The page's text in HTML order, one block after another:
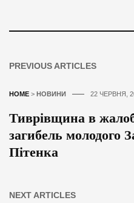
PREVIOUS ARTICLES
HOME > НОВИНИ 22 ЧЕРВНЯ,
Тиврівщина в
загибель молодого
Пітенка
NEXT ARTICLES